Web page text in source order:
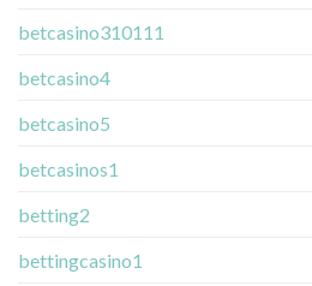
betcasino310111
betcasino4
betcasino5
betcasinos1
betting2
bettingcasino1